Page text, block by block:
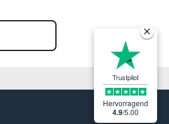
Trustpilot
Hervorragend
4.9/5.00